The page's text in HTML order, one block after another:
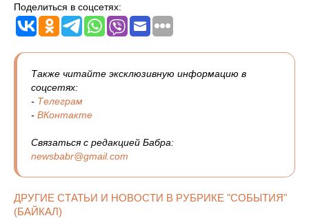
Поделиться в соцсетях:
Также читайте эксклюзивную информацию в
соцсетях:
- Телеграм
- ВКонтакте
Связаться с редакцией Бабра:
newsbabr@gmail.com
ДРУГИЕ СТАТЬИ И НОВОСТИ В РУБРИКЕ "СОБЫТИЯ"
(БАЙКАЛ)